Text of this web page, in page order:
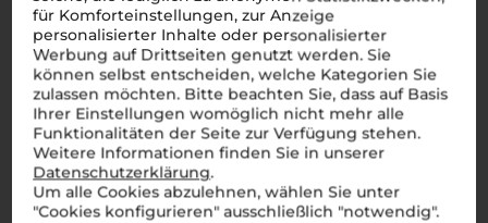
für Komforteinstellungen, zur Anzeige
personalisierter Inhalte oder personalisierter
Werbung auf Drittseiten genutzt werden. Sie
können selbst entscheiden, welche Kategorien Sie
zulassen möchten. Bitte beachten Sie, dass auf Basis
Ihrer Einstellungen womöglich nicht mehr alle
Funktionalitäten der Seite zur Verfügung stehen.
Weitere Informationen finden Sie in unserer
Datenschutzerklärung.
Um alle Cookies abzulehnen, wählen Sie unter
"Cookies konfigurieren" ausschließlich "notwendig".